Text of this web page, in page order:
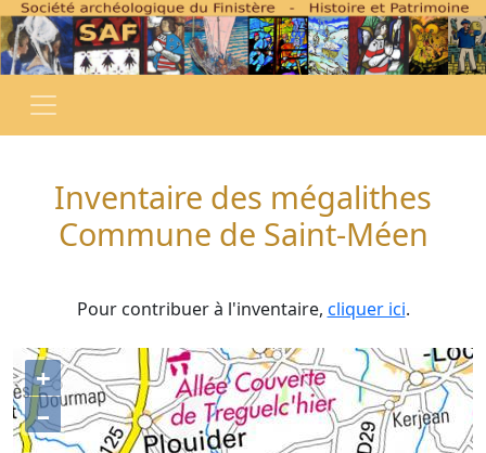
Inventaire des mégalithes
Commune de Saint-Méen
Pour contribuer à l'inventaire, cliquer ici.
+
–